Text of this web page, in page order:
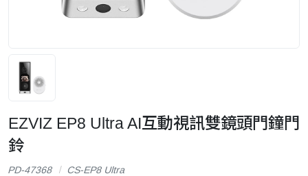
EZVIZ EP8 Ultra AI互動視訊雙鏡頭門鐘門
鈴
PD-47368 CS-EP8 Ultra